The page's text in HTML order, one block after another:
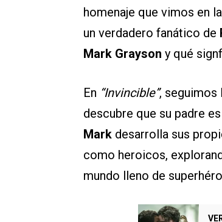
homenaje que vimos en
un verdadero fanático de
Mark Grayson y qué
En “Invincible”, seguimos
descubre que su padre
Mark desarrolla sus
como heroicos,
mundo lleno de